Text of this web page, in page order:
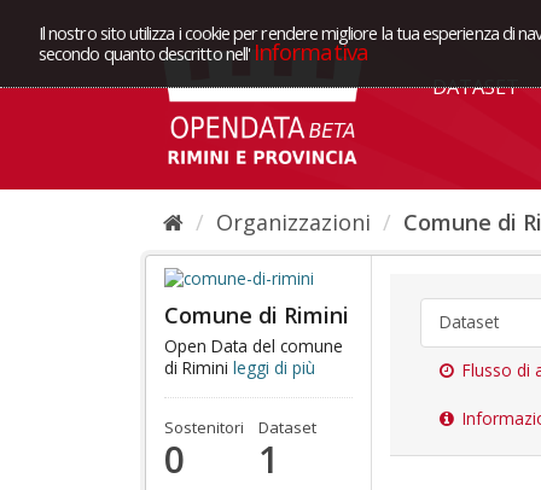
Il nostro sito utilizza i cookie per rendere migliore la tua esperienza di
secondo quanto descritto nell' Informativa
DATASET
Organizzazioni Comune di
Comune di Rimini
Open Data del comune
di Rimini leggi di più
Sostenitori
0
Dataset
1
Dataset
Flusso di